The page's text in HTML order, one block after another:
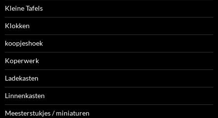
Kleine Tafels
Klokken
koopjeshoek
Koperwerk
Ladekasten
Linnenkasten
Meesterstukjes / miniaturen